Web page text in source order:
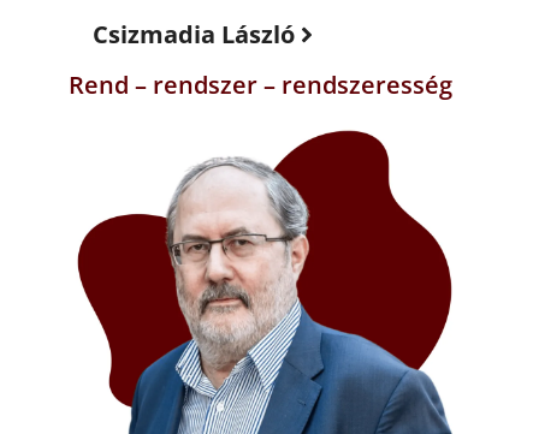
Csizmadia László
Rend – rendszer – rendszeresség